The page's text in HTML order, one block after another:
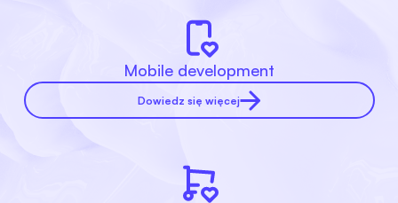
Mobile development
Dowiedz się więcej